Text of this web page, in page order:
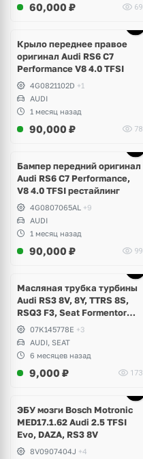
60,000 ₽ 69
Крыло переднее правое
оригинал Audi RS6 C7
Performance V8 4.0 TFSI
4G0821102D +1
AUDI
1 месяц назад
90,000 ₽ 78
Бампер передний оригинал
Audi RS6 C7 Performance,
V8 4.0 TFSI рестайлинг
4G0807065AL
+9
AUDI
1 месяц назад
90,000 ₽ 99
Масляная трубка турбины
Audi RS3 8V, 8Y, TTRS 8S,
RSQ3 F3, Seat Formentor
Cupra 2.5 TFSI Evo, DAZA,
DNWA, DNWB
07K145778E +3
AUDI, SEAT
6 месяцев назад
9,000 ₽ 173
ЭБУ мозги Bosch Motronic
MED17.1.62 Audi 2.5 TFSI
Evo, DAZA, RS3 8V
8V0907404J +4